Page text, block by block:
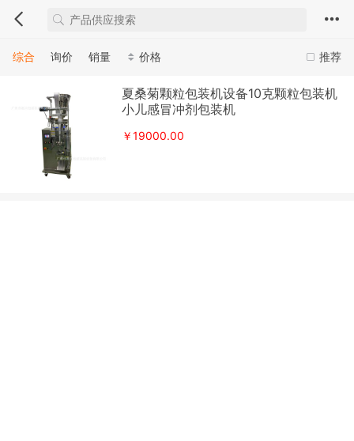
推荐
综合 询价 销量 价格
夏桑菊颗粒包装机设备10克颗粒包装机
小儿感冒冲剂包装机
￥19000.00